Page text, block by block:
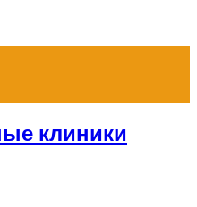
клиники